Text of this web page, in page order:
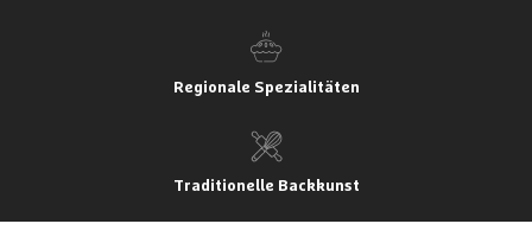
Regionale Spezialitäten
Traditionelle Backkunst